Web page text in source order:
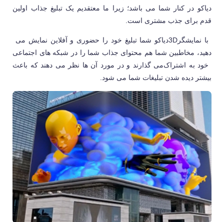
دیاکو در کنار شما می باشد؛ زیرا ما معتقدیم یک تبلیغ جذاب اولین
قدم برای جذب مشتری است.
3D
دهید، مخاطبین شما هم محتوای جذاب شما را در شبکه های اجتماعی
می گذارند و در مورد آن ها نظر می دهند که باعث
بیشتر دیده شدن تبلیغات شما می شود.